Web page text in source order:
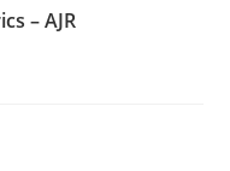
– AJR